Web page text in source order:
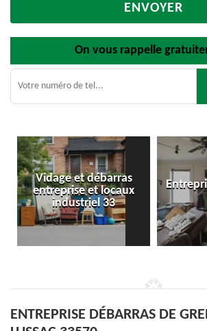
On vous rappelle
Entreprise de débarras
33
ENTREPRISE DÉBARRAS DE